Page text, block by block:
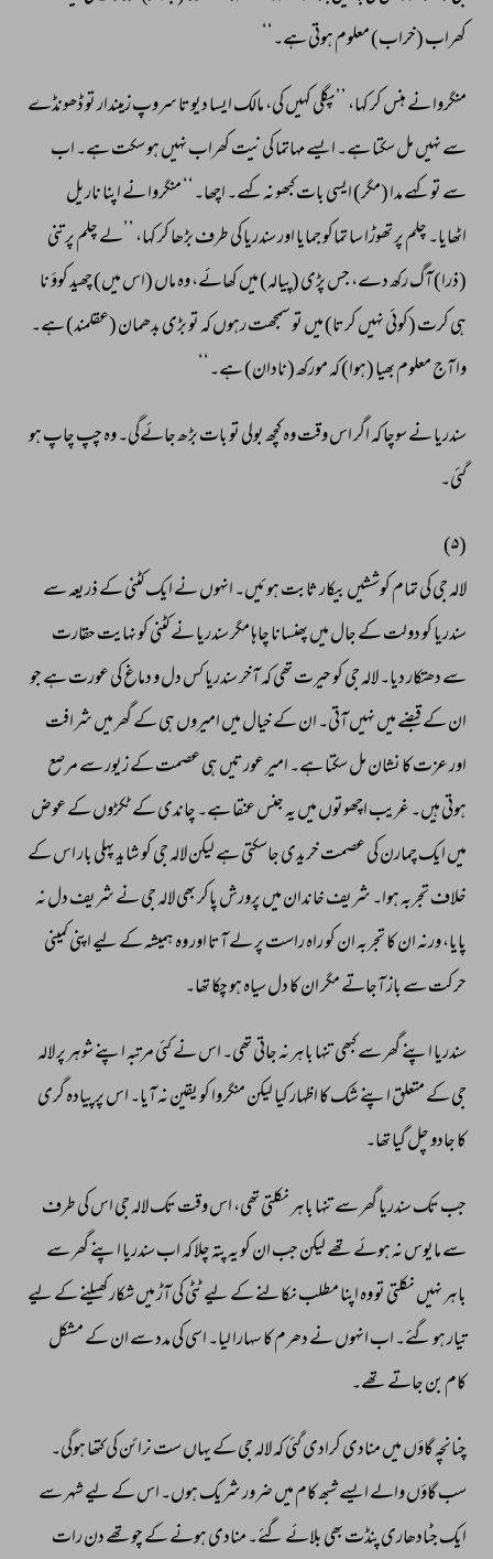
کھراب (خراب) معلوم ہوتی ہے۔‘‘
منگروا نے ہنس کر کہا، ’’پگلی کہیں کی، مالک ایسا دیوتا سروپ زمیندار تو ڈھونڈے
سے نہیں مل سکتا ہے۔ ایسے مہاتما کی نیت کھراب نہیں ہو سکت ہے۔ اب
سے تو کہے مدا (مگر) ایسی بات کبھو نہ کہے۔ اچھا۔‘‘ منگروا نے اپنا ناریل
اٹھایا۔ چلم پر تھوڑا سا تماکو جمایا اور سندریا کی طرف بڑھا کر کہا، ’’لے چلم پر تنی
(ذرا) آگ رکھ دے، جس پڑی (پیالہ) میں کھائے، وہ ماں (اس میں) چھید کوؤ نا
ہی کرت (کوئی نہیں کرتا) میں تو سمجھت رہوں کہ تو بڑی بدھمان (عقلمند) ہے۔
وا آج معلوم بھیا (ہوا) کہ مورکھ (نادان) ہے۔‘‘
سندریا نے سوچا کہ اگر اس وقت وہ کچھ بولی تو بات بڑھ جائےگی۔ وہ چپ چاپ ہو
گئی۔
(۵)
لالہ جی کی تمام کوششیں بیکار ثابت ہوئیں۔ انہوں نے ایک کٹنی کے ذریعہ سے
سندریا کو دولت کے جال میں پھنسانا چاہا مگر سندریا نے کٹنی کو نہایت حقارت
سے دھتکار دیا۔ لالہ جی کو حیرت تھی کہ آخر سندریا کس دل و دماغ کی عورت ہے جو
ان کے قبضے میں نہیں آتی۔ ان کے خیال میں امیروں ہی کے گھر میں شرافت
اور عزت کا نشان مل سکتا ہے۔ امیر عورتیں ہی عصمت کے زیور سے مرصع
ہوتی ہیں۔ غریب اچھوتوں میں یہ جنس عنقا ہے۔ چاندی کے ٹکڑوں کے عوض
میں ایک چمارن کی عصمت خریدی جاسکتی ہے لیکن لالہ جی کو شاید پہلی بار اس کے
خلاف تجربہ ہوا۔ شریف خاندان میں پرورش پاکر بھی لالہ جی نے شریف دل نہ
پایا، ورنہ ان کا تجربہ ان کو راہ راست پر لے آتا اور وہ ہمیشہ کے لیے اپنی کمینی
حرکت سے باز آجاتے مگر ان کا دل سیاہ ہو چکا تھا۔
سندریا اپنے گھر سے کبھی تنہا باہر نہ جاتی تھی۔ اس نے کئی مرتبہ اپنے شوہر پر لالہ
جی کے متعلق اپنے شک کا اظہار کیا لیکن منگروا کو یقین نہ آیا۔ اس پر پیادہ گری
کا جادو چل گیا تھا۔
جب تک سندریا گھر سے تنہا باہر نکلتی تھی، اس وقت تک لالہ جی اس کی طرف
سے مایوس نہ ہوئے تھے لیکن جب ان کو یہ پتہ چلا کہ اب سندریا اپنے گھر سے
باہر نہیں نکلتی تو وہ اپنا مطلب نکالنے کے لیے ٹٹی کی آڑ میں شکار کھیلنے کے لیے
تیار ہو گئے۔ اب انہوں نے دھرم کا سہارا لیا۔ اسی کی مدد سے ان کے مشکل
کام بن جاتے تھے۔
چنانچہ گاؤں میں منادی کرادی گئی کہ لالہ جی کے یہاں ست نرائن کی کتھا ہوگی۔
سب گاؤں والے ایسے شبھ کام میں ضرور شریک ہوں۔ اس کے لیے شہر سے
ایک جٹادھاری پنڈت بھی بلائے گئے۔ منادی ہونے کے چوتھے دن رات